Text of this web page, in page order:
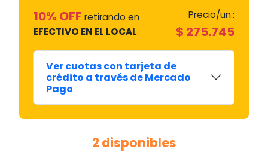
10% OFF retirando en
EFECTIVO EN EL LOCAL.
Precio/un.:
$ 275.745
Ver cuotas con tarjeta de
crédito a través de Mercado
Pago
2 disponibles